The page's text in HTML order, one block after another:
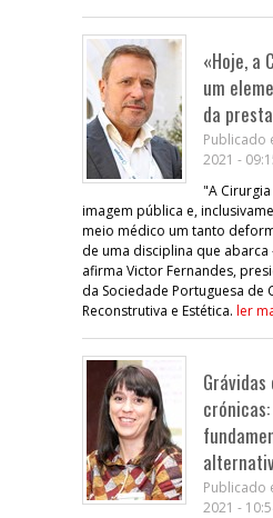
«Hoje, a
um
da
Publicado
2021 -
"A
imagem pública e,
meio médico um tanto
de uma disciplina que abarca
afirma Victor Fernandes,
da Sociedade Portuguesa de
Reconstrutiva e Estética. ler
Publicado
2021 -